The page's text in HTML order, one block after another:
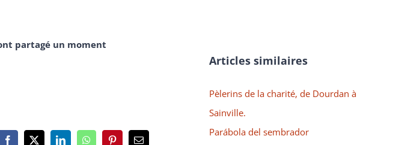
partagé un moment
Articles similaires
Pèlerins de la charité, de Dourdan à
Sainville.
Parábola del sembrador